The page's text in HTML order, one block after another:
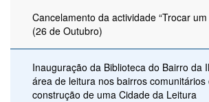
Cancelamento da actividade “Trocar
(26 de Outubro)
Inauguração da Biblioteca do Bairro da
área de leitura nos bairros comunitários
construção de uma Cidade da Leitura